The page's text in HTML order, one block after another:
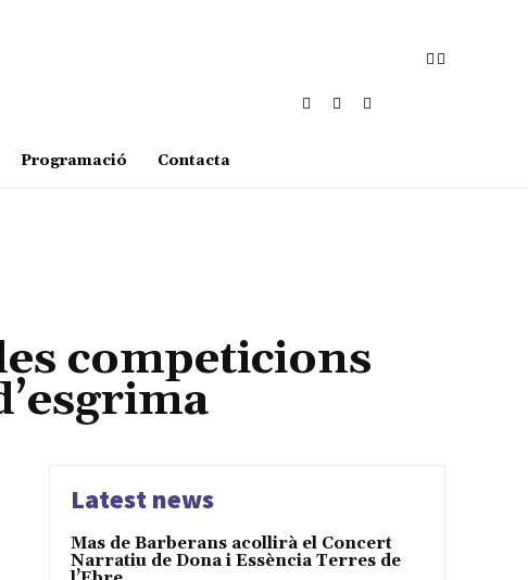
Programació Contacta
competicions
Latest news
Mas de Barberans acollirà el Concert
Narratiu de Dona i Essència Terres de